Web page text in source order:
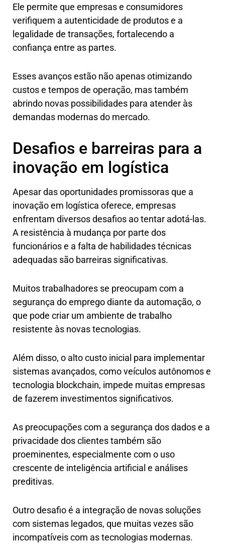
Ele permite que empresas e consumidores
verifiquem a autenticidade de produtos e a
legalidade de transações, fortalecendo a
confiança entre as partes.
Esses avanços estão não apenas otimizando
custos e tempos de operação, mas também
abrindo novas possibilidades para atender às
demandas modernas do mercado.
Desafios e barreiras para a
inovação em logística
Apesar das oportunidades promissoras que a
inovação em logística oferece, empresas
enfrentam diversos desafios ao tentar adotá-las.
A resistência à mudança por parte dos
funcionários e a falta de habilidades técnicas
adequadas são barreiras significativas.
Muitos trabalhadores se preocupam com a
segurança do emprego diante da automação, o
que pode criar um ambiente de trabalho
resistente às novas tecnologias.
Além disso, o alto custo inicial para implementar
sistemas avançados, como veículos autônomos e
tecnologia blockchain, impede muitas empresas
de fazerem investimentos significativos.
As preocupações com a segurança dos dados e a
privacidade dos clientes também são
proeminentes, especialmente com o uso
crescente de inteligência artificial e análises
preditivas.
Outro desafio é a integração de novas soluções
com sistemas legados, que muitas vezes são
incompatíveis com as tecnologias modernas.